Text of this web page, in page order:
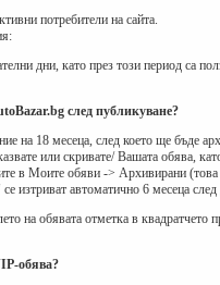
потребители на сайта.
дни, като през този период са
след публикуване?
на 18 месеца, след което ще бъде
или скривате/ Вашата обява,
в Моите обяви -> Архивирани (това
автоматично 6 месеца след
на обявата отметка в
обява?